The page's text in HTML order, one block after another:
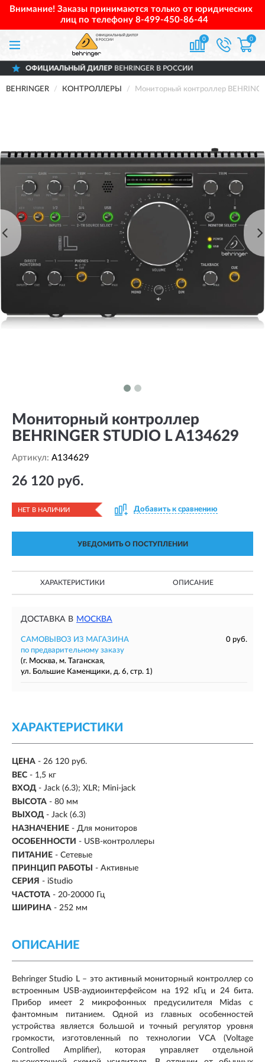
Внимание! Заказы принимаются только от юридических
лиц по телефону 8-499-450-86-44
0 0
ДИЛЕРBEHRINGER В РОССИИ
BEHRINGER КОНТРОЛЛЕРЫ Мониторный контроллер
Мониторный контроллер
BEHRINGER STUDIO L A134629
Артикул: A134629
26 120 руб.
НЕТ В НАЛИЧИИ Добавить к сравнению
УВЕДОМИТЬ О ПОСТУПЛЕНИИ
ХАРАКТЕРИСТИКИ ОПИСАНИЕ
ДОСТАВКА В МОСКВА
САМОВЫВОЗ ИЗ МАГАЗИНА
0 руб.
по предварительному заказу
(г. Москва, м. Таганская,
ул. Большие Каменщики, д. 6, стр. 1)
ХАРАКТЕРИСТИКИ
ЦЕНА - 26 120 руб.
ВЕС - 1,5 кг
ВХОД - Jack (6.3); XLR; Mini-jack
ВЫСОТА - 80 мм
ВЫХОД - Jack (6.3)
НАЗНАЧЕНИЕ - Для мониторов
ОСОБЕННОСТИ - USB-контроллеры
ПИТАНИЕ - Сетевые
ПРИНЦИП РАБОТЫ
- Активные
СЕРИЯ - iStudio
ЧАСТОТА - 20-20000 Гц
ШИРИНА - 252 мм
ОПИСАНИЕ
Behringer Studio L – это активный мониторный контроллер со
встроенным USB-аудиоинтерфейсом на 192 кГц и 24 бита.
Прибор имеет 2 микрофонных предусилителя Midas с
фантомным питанием. Одной из главных особенностей
устройства является большой и точный регулятор уровня
громкости, изготовленный по технологии VCA (Voltage
Controlled Amplifier), которая управляет отдельной